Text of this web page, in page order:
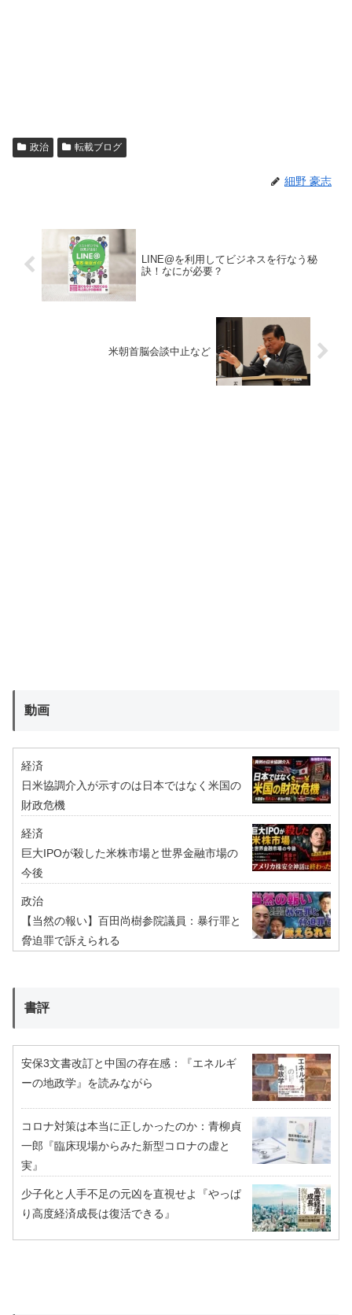
政治 転載ブログ
細野 豪志
LINE@を利用してビジネスを行なう秘
訣！なにが必要？
米朝首脳会談中止など
動画
経済
日米協調介入が示すのは日本ではなく米国の
財政危機
経済
巨大IPOが殺した米株市場と世界金融市場の
今後
政治
【当然の報い】百田尚樹参院議員：暴行罪と
脅迫罪で訴えられる
書評
安保3文書改訂と中国の存在感：『エネルギ
ーの地政学』を読みながら
コロナ対策は本当に正しかったのか：青柳貞
一郎『臨床現場からみた新型コロナの虚と
実』
少子化と人手不足の元凶を直視せよ『やっぱ
り高度経済成長は復活できる』